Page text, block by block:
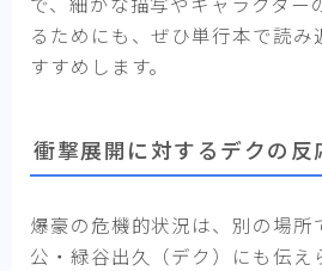
るためにも、ぜひ単行本で読み
すすめします。
衝撃展開に対するデクの反
爆豪の危機的状況は、別の場所
公・緑谷出久（デク）にも伝え